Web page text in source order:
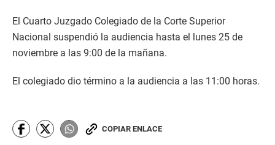
El Cuarto Juzgado Colegiado de la Corte Superior
Nacional suspendió la audiencia hasta el lunes 25 de
noviembre a las 9:00 de la mañana.
El colegiado dio término a la audiencia a las 11:00 horas.
COPIAR ENLACE